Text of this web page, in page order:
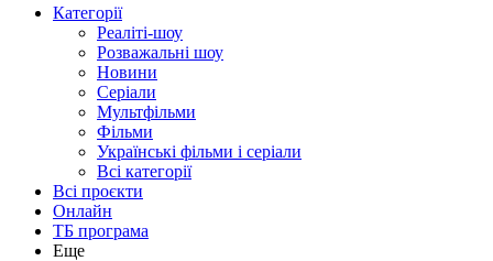
Категорії
Реаліті-шоу
Розважальні шоу
Новини
Серіали
Мультфільми
Фільми
Українські фільми і серіали
Всі категорії
Всі проєкти
Онлайн
ТБ програма
Еще